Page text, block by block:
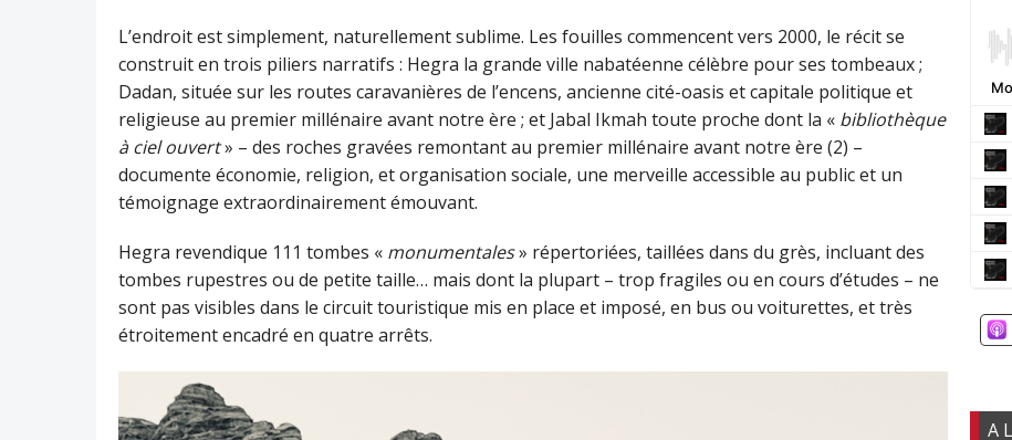
L’endroit est simplement, naturellement sublime. Les fouilles commencent vers 2000, le récit se
construit en trois piliers narratifs : Hegra la grande ville nabatéenne célèbre pour ses tombeaux ;
Dadan, située sur les routes caravanières de l’encens, ancienne cité-oasis et capitale politique et
religieuse au premier millénaire avant notre ère ; et Jabal Ikmah toute proche dont la « bibliothèque
à ciel ouvert» – des roches gravées remontant au premier millénaire avant notre ère (2) –
documente économie, religion, et organisation sociale, une merveille accessible au public et un
témoignage extraordinairement émouvant.
Hegra revendique 111 tombes « monumentales» répertoriées, taillées dans du grès, incluant des
tombes rupestres ou de petite taille… mais dont la plupart – trop fragiles ou en cours d’études – ne
sont pas visibles dans le circuit touristique mis en place et imposé, en bus ou voiturettes, et très
étroitement encadré en quatre arrêts.
A